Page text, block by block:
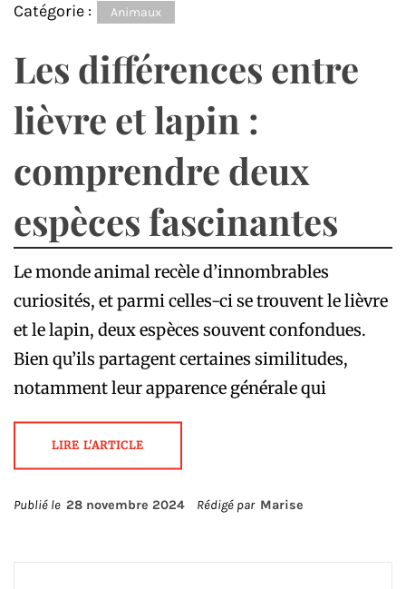
Catégorie : Animaux
Les différences entre
lièvre et lapin :
comprendre deux
espèces fascinantes
Le monde animal recèle d’innombrables
curiosités, et parmi celles-ci se trouvent le lièvre
et le lapin, deux espèces souvent confondues.
Bien qu’ils partagent certaines similitudes,
notamment leur apparence générale qui
LIRE L'ARTICLE
Publié le 28 novembre 2024 Rédigé par Marise